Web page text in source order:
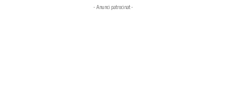
- Anunci patrocinat -